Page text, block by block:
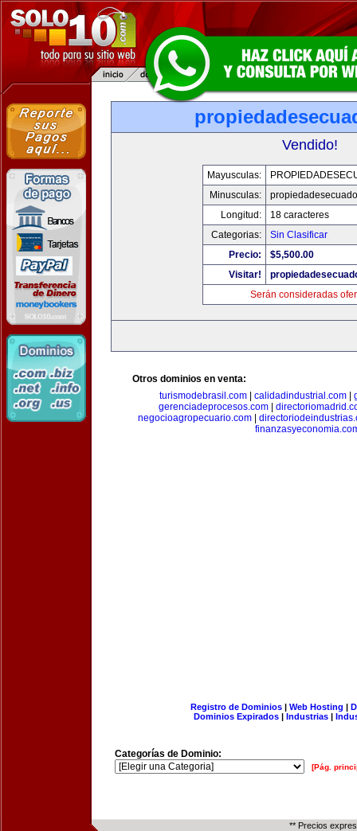
Vendido!
Mayusculas:
Minusculas:
Longitud:
18 caracteres
Categorias:
Sin Clasificar
Precio:
$5,500.00
Visitar!
Serán consideradas
Otros dominios en venta:
turismodebrasil.com
calidadindustrial.com
gerenciadeprocesos.com
negocioagropecuario.com
Registro de Dominios| Web Hosting |
Dominios Expirados | Industrias |
Categorías de Dominio:
[Pág.
** Precios